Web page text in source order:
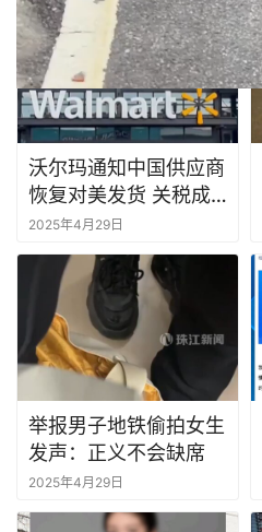
沃尔玛通知中国供应商
恢复对美发货 关税成
本由美国客户承担
2025年4月29日
举报男子地铁偷拍女生
发声：正义不会缺席
2025年4月29日